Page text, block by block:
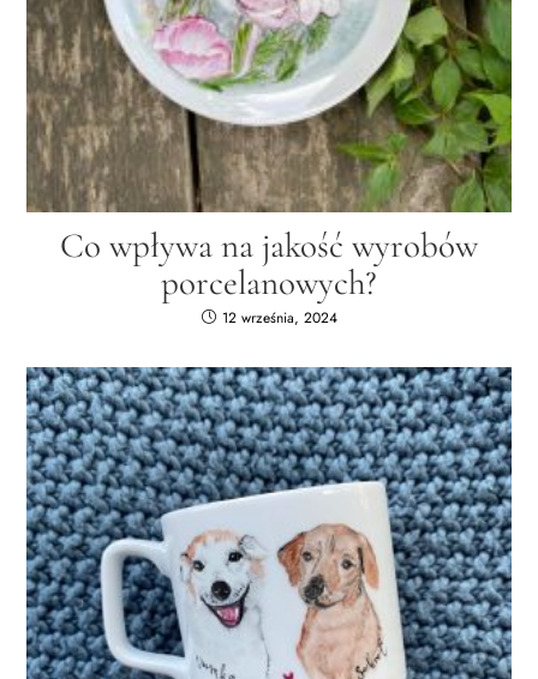
Co wpływa na jakość wyrobów
porcelanowych?
12 września, 2024